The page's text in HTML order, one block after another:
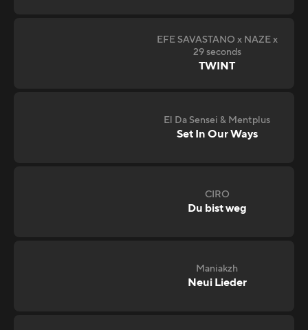
EFE SAVASTANO x NAZE x
29 seconds
TWINT
El Da Sensei & Mentplus
Set In Our Ways
CIRO
Du bist weg
Maniakzh
Neui Lieder